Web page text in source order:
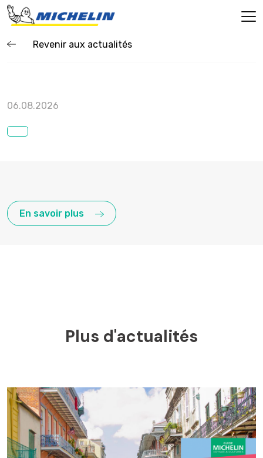
Revenir aux actualités
06.08.2026
En savoir plus
Plus d'actualités